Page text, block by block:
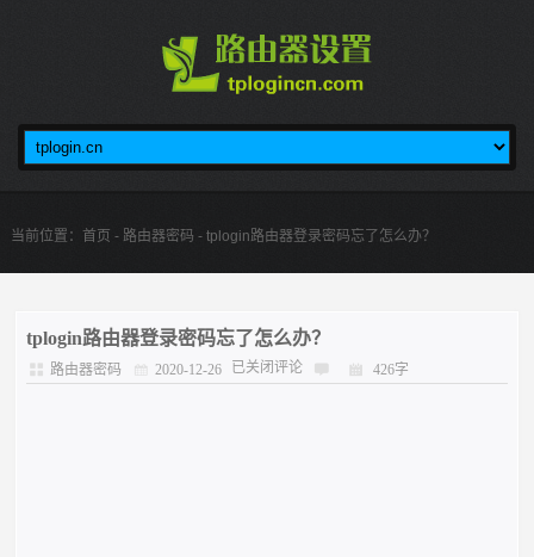
当前位置： 首页 - 路由器密码 - tplogin路由器登录密码忘了怎么办？
tplogin路由器登录密码忘了怎么办？
路由器密码 2020-12-26 已关闭评论 426字